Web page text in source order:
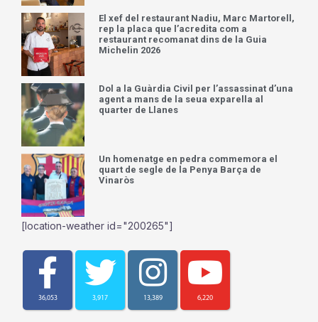
El xef del restaurant Nadiu, Marc Martorell,
rep la placa que l’acredita com a
restaurant recomanat dins de la Guia
Michelin 2026
Dol a la Guàrdia Civil per l’assassinat d’una
agent a mans de la seua exparella al
quarter de Llanes
Un homenatge en pedra commemora el
quart de segle de la Penya Barça de
Vinaròs
[location-weather id="200265"]
36,053 3,917 13,389 6,220